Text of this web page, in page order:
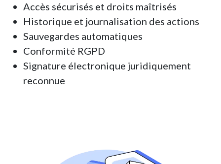
Accès sécurisés et droits maîtrisés
Historique et journalisation des actions
Sauvegardes automatiques
Conformité RGPD
Signature électronique juridiquement
reconnue